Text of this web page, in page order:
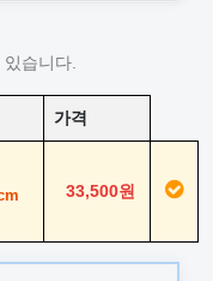
습니다.
가격
33,500원